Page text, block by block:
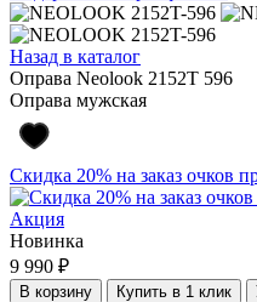
Назад в каталог
Оправа Neolook 2152T 596
Оправа мужская
Скидка 20% на заказ очков
Акция
Новинка
9 990 ₽
В корзину Купить в 1 клик